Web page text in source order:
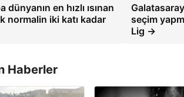
en hızlı ısınan
normalin iki katı kadar
seçim
Lig →
Haberler